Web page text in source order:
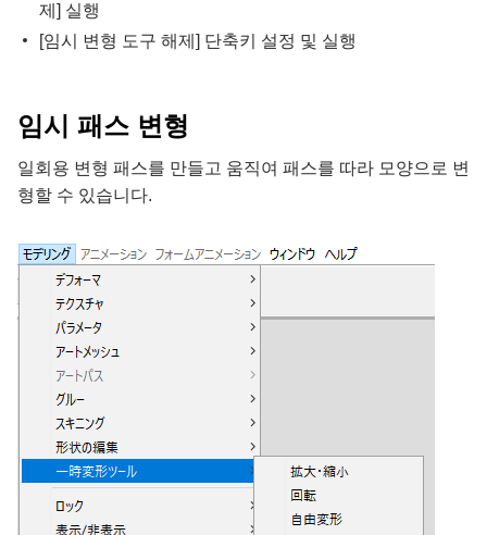
제] 실행
[임시 변형 도구 해제] 단축키 설정 및 실행
임시 패스 변형
일회용 변형 패스를 만들고 움직여 패스를 따라 모양으로 변
형할 수 있습니다.